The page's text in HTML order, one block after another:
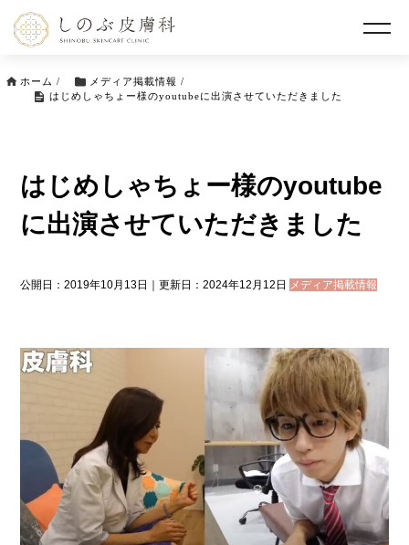
ホーム / メディア掲載情報 /
はじめしゃちょー様のyoutubeに出演させていただきました
はじめしゃちょー様のyoutube
に出演させていただきました
公開日：2019年10月13日｜更新日：2024年12月12日 メディア掲載情報